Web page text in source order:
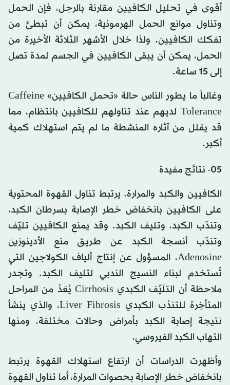
أقوى في تحليل الكافيين مقارنة بالرجل، فإن الحمل
وتناول موانع الحمل الهرمونية، يمكن أن تبطئ من
تفكك الكافيين. ولذا خلال الأشهر الثلاثة الأخيرة من
الحمل، يمكن أن يبقى الكافيين في الجسم لمدة تصل
إلى 15 ساعة.
وغالباً ما يطور الناس حالة «تحمل الكافيين» Caffeine
Tolerance لديهم عند تناولهم للكافيين بانتظام، مما
قد يقلل من آثاره المنشطة ما لم يتم استهلاك كمية
أكبر.
05- نتائج مفيدة
الكافيين والكبد والمرارة. يرتبط تناول القهوة المحتوية
على الكافيين بانخفاض خطر الإصابة بسرطان الكبد،
وتندّب الكبد، وتليف الكبد. وقد يمنع الكافيين تليّف
وتندّب أنسجة الكبد عن طريق منع الأدينوزين
Adenosine، المسؤول عن إنتاج ألياف الكولاجين التي
تُستخدم لبناء النسيج الندبي لتليف الكبد. وتجدر
ملاحظة أن التلَيُف الكبدي Cirrhosis يُعَدُ من المراحل
المتأخِرة للتندُب الكبدي Liver Fibrosis، والذي ينشأ
نتيجة إصابة الكبد بأمراض وحالات مختلفة، ومنها
التهاب الكبد الفيروسي.
وأظهرت الدراسات أن ارتفاع استهلاك القهوة يرتبط
بانخفاض خطر الإصابة بحصوات المرارة، أما تناول القهوة